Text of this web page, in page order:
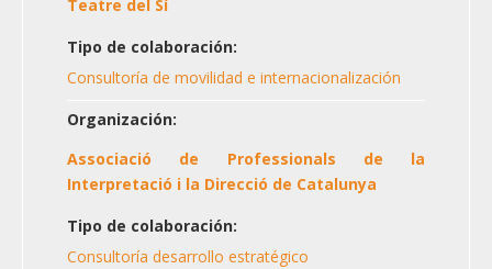
Teatre del Sí
Tipo de colaboración:
Consultoría de movilidad e internacionalización
Organización:
Associació de Professionals de la
Interpretació i la Direcció de Catalunya
Tipo de colaboración:
Consultoría desarrollo estratégico